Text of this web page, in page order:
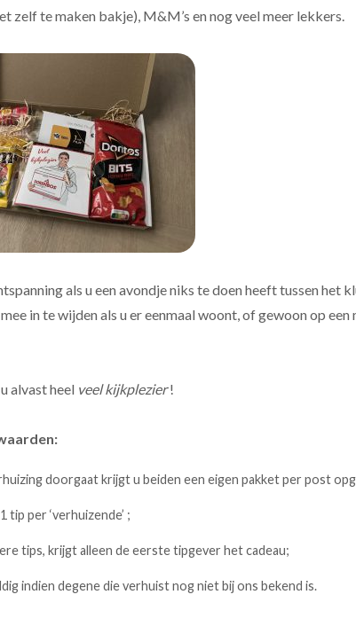
zelf te maken bakje), M&M’s en nog veel meer lekkers.
als u een avondje niks te doen heeft tussen het
in te wijden als u er eenmaal woont, of gewoon op
alvast heel veel kijkplezier!
doorgaat krijgt u beiden een eigen pakket per post
tip per ‘verhuizende’ ;
tips, krijgt alleen de eerste tipgever het cadeau;
indien degene die verhuist nog niet bij ons bekend is.